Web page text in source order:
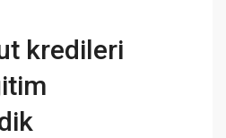
kredileri